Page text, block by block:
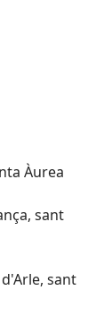
Àurea
sant
sant